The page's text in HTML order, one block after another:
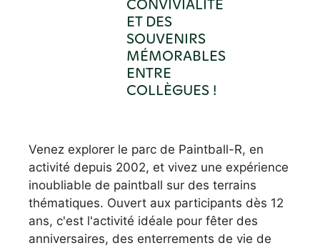
CONVIVIALITÉ
ET DES
SOUVENIRS
MÉMORABLES
ENTRE
COLLÈGUES !
Venez explorer le parc de Paintball-R, en
activité depuis 2002, et vivez une expérience
inoubliable de paintball sur des terrains
thématiques. Ouvert aux participants dès 12
ans, c'est l'activité idéale pour fêter des
anniversaires, des enterrements de vie de